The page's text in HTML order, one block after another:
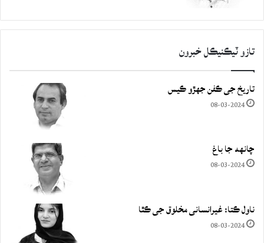
تازو ٽيڪنيڪل خبرون
تاريخ جي ڪفن جھڙو ڪيس
08-03-2024
چانهه جا باغ
08-03-2024
ناول ڪتا: غيرانساني مخلوق جي ڪٿا
08-03-2024